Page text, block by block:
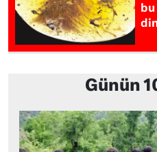
Günün